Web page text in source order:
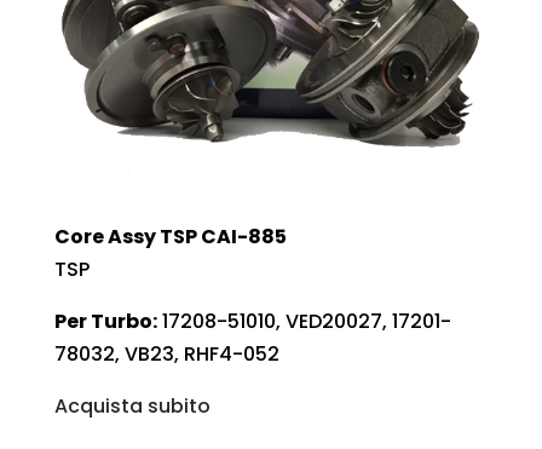
Core Assy TSP CAI-885
TSP
Per Turbo:17208-51010, VED20027, 17201-
78032, VB23, RHF4-052
Acquista subito